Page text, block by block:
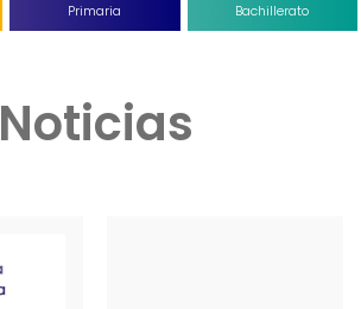
Primaria Bachillerato
Noticias